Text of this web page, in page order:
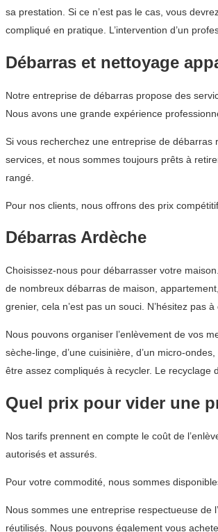
sa prestation. Si ce n’est pas le cas, vous
compliqué en pratique. L’intervention d’un
Débarras et nettoyage
Notre entreprise de débarras propose des
Nous avons une grande expérience
Si vous recherchez une entreprise de
services, et nous sommes toujours prêts à
rangé.
Pour nos clients, nous offrons des prix
Débarras Ardèche
Choisissez-nous pour débarrasser votre
de nombreux débarras de maison,
grenier, cela n’est pas un souci. N’hésitez
Nous pouvons organiser l’enlèvement de vos
sèche-linge, d’une cuisinière, d’un micro-
être assez compliqués à recycler. Le
Quel prix pour vider une
Nos tarifs prennent en compte le coût de
autorisés et assurés.
Pour votre commodité, nous sommes
Nous sommes une entreprise respectueuse de
réutilisés. Nous pouvons également vous